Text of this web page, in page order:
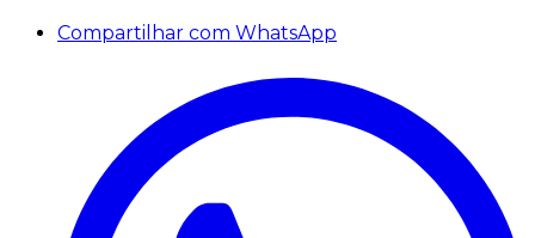
Compartilhar com WhatsApp